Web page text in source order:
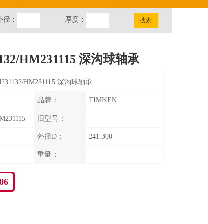
径： 厚度：
HM231115 深沟球轴承
HM231115 深沟球轴承
品牌： TIMKEN
旧型号：
外径D： 241.300
重量：